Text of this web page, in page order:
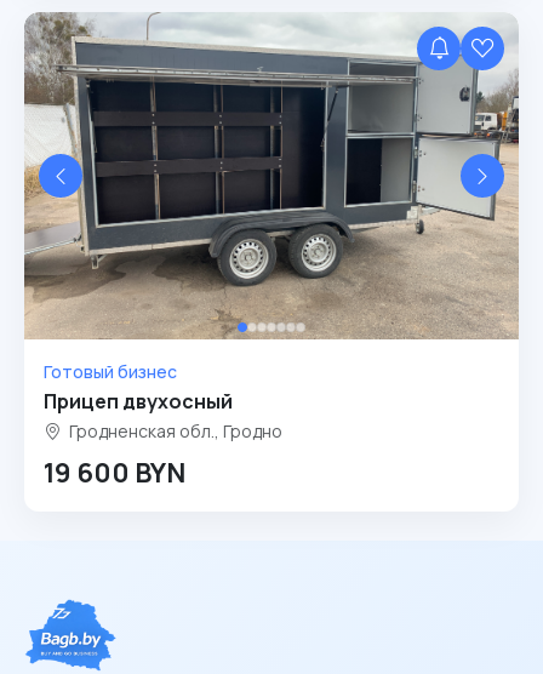
Готовый бизнес
Прицеп двухосный
Гродненская обл., Гродно
19 600 BYN